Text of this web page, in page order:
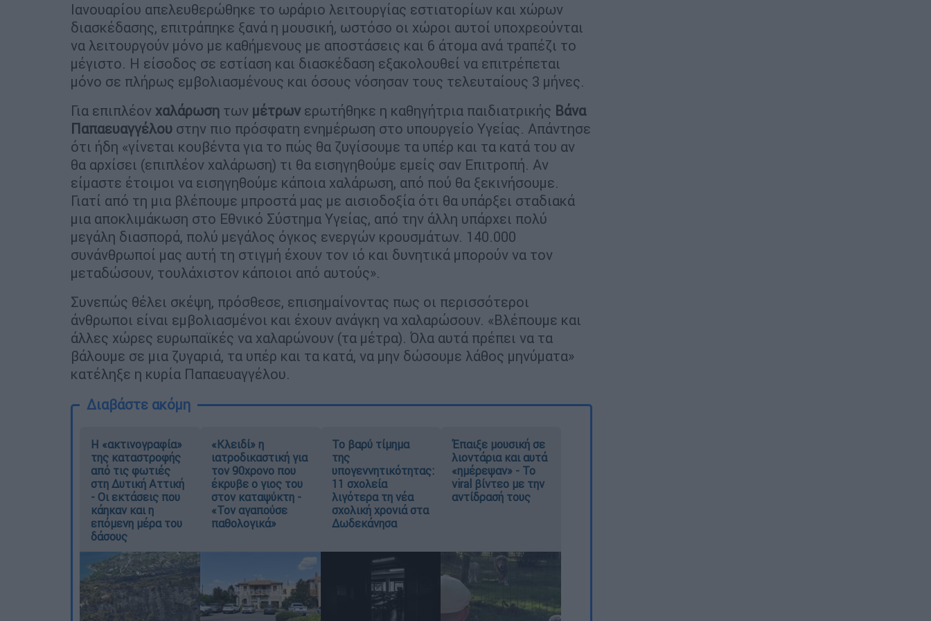
Ιανουαρίου απελευθερώθηκε το ωράριο λειτουργίας εστιατορίων και χώρων
διασκέδασης, επιτράπηκε ξανά η μουσική, ωστόσο οι χώροι αυτοί υποχρεούνται
να λειτουργούν μόνο με καθήμενους με αποστάσεις και 6 άτομα ανά τραπέζι το
μέγιστο. Η είσοδος σε εστίαση και διασκέδαση εξακολουθεί να επιτρέπεται
μόνο σε πλήρως εμβολιασμένους και όσους νόσησαν τους τελευταίους 3 μήνες.
Για επιπλέον χαλάρωση των μέτρων ερωτήθηκε η καθηγήτρια παιδιατρικής Βάνα
Παπαευαγγέλου στην πιο πρόσφατη ενημέρωση στο υπουργείο Υγείας. Απάντησε
ότι ήδη «γίνεται κουβέντα για το πώς θα ζυγίσουμε τα υπέρ και τα κατά του αν
θα αρχίσει (επιπλέον χαλάρωση) τι θα εισηγηθούμε εμείς σαν Επιτροπή. Αν
είμαστε έτοιμοι να εισηγηθούμε κάποια χαλάρωση, από πού θα ξεκινήσουμε.
Γιατί από τη μια βλέπουμε μπροστά μας με αισιοδοξία ότι θα υπάρξει σταδιακά
μια αποκλιμάκωση στο Εθνικό Σύστημα Υγείας, από την άλλη υπάρχει πολύ
μεγάλη διασπορά, πολύ μεγάλος όγκος ενεργών κρουσμάτων. 140.000
συνάνθρωποί μας αυτή τη στιγμή έχουν τον ιό και δυνητικά μπορούν να τον
μεταδώσουν, τουλάχιστον κάποιοι από αυτούς».
Συνεπώς θέλει σκέψη, πρόσθεσε, επισημαίνοντας πως οι περισσότεροι
άνθρωποι είναι εμβολιασμένοι και έχουν ανάγκη να χαλαρώσουν. «Βλέπουμε και
άλλες χώρες ευρωπαϊκές να χαλαρώνουν (τα μέτρα). Όλα αυτά πρέπει να τα
βάλουμε σε μια ζυγαριά, τα υπέρ και τα κατά, να μην δώσουμε λάθος μηνύματα»
κατέληξε η κυρία Παπαευαγγέλου.
Διαβάστε ακόμη
Η «ακτινογραφία»
της καταστροφής
από τις φωτιές
στη Δυτική Αττική
- Οι εκτάσεις που
κάηκαν και η
επόμενη μέρα του
δάσους
«Κλειδί» η
ιατροδικαστική για
τον 90χρονο που
έκρυβε ο γιος του
στον καταψύκτη -
«Τον αγαπούσε
παθολογικά»
Το βαρύ τίμημα
της
υπογεννητικότητας:
11 σχολεία
λιγότερα τη νέα
σχολική χρονιά στα
Δωδεκάνησα
Έπαιξε μουσική σε
λιοντάρια και αυτά
«ημέρεψαν» - Το
viral βίντεο με την
αντίδρασή τους